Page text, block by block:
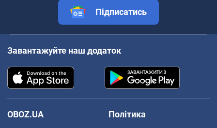
Підписатись
Завантажуйте наш додаток
OBOZ.UA
Політика